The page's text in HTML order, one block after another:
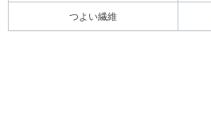
つよい繊維